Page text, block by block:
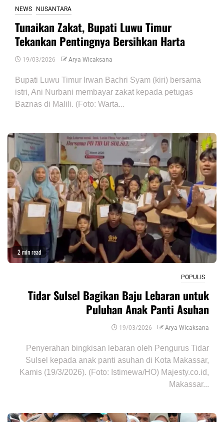
NEWS NUSANTARA
Tunaikan Zakat, Bupati Luwu Timur
Tekankan Pentingnya Bersihkan Harta
19/03/2026 Arya Wicaksana
Bupati Luwu Timur Irwan Bachri Syam (kiri) bersama
istri, Ani Nurbani membayar zakat kepada petugas
Baznas di Malili. (Foto: Warta...
2 min read
POPULIS
Tidar Sulsel Bagikan Baju Lebaran untuk
Puluhan Anak Panti Asuhan
19/03/2026 Arya Wicaksana
Penyerahan bingkisan lebaran oleh Pengurus Tidar
Sulsel kepada anak panti asuhan di Kota Makassar,
Kamis (19/3/2026). (Foto: Istimewa/HO) Majesty.co.id,
Makassar...